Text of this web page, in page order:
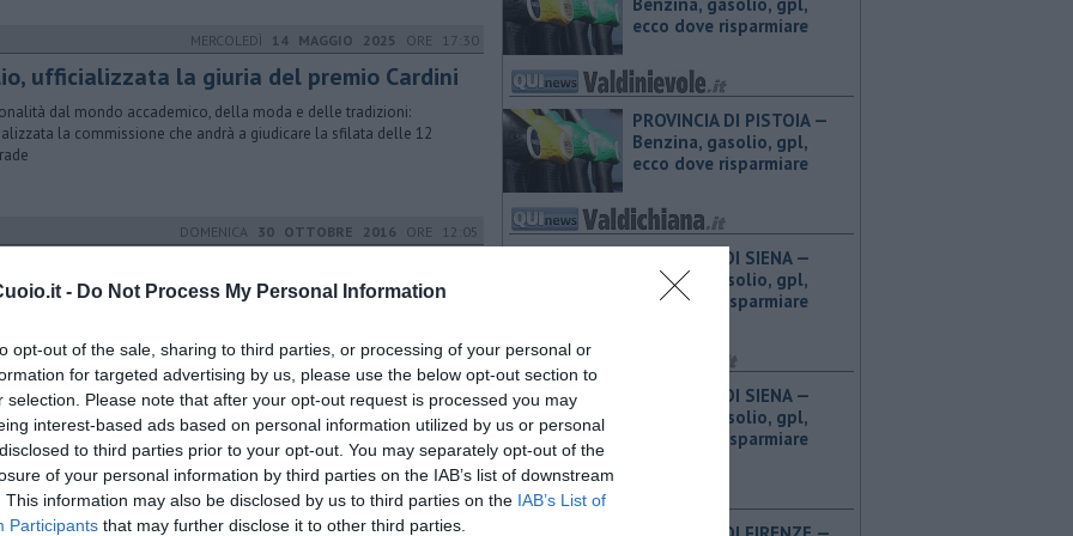
- Do Not Process My Personal Information
opt-out of the sale, sharing to third parties, or processing of your personal or
for targeted advertising by us, please use the below opt-out section to
selection. Please note that after your opt-out request is processed you may
interest-based ads based on personal information utilized by us or personal
to third parties prior to your opt-out. You may separately opt-out of the
of your personal information by third parties on the IAB’s list of downstream
This information may also be disclosed by us to third parties on the IAB’s List of
Participants that may further disclose it to other third parties.
MERCOLEDÌ 14 MAGGIO 2025 ORE 17:30
ufficializzata la giuria del premio Cardini
dal mondo accademico, della moda e delle tradizioni:
la commissione che andrà a giudicare la sfilata delle 12
DOMENICA 30 OTTOBRE 2016 ORE 12:05
dell'artista Alessandro Reggioli è stata presentata nella centrale
GIOVEDÌ23 FEBBRAIO 2017ORE 17:20
scultura per la rotonda dell'Immensità
per abbellire la rotatoria in fase di realizzazione tra via Roma
Gramsci e che prenderà il nome dalla canzone di Don Backy
ecco dove risparmiare
PROVINCIA DI PISTOIA — ​
Benzina, gasolio, gpl,
ecco dove risparmiare
PROVINCIA DI SIENA — ​
Benzina, gasolio, gpl,
ecco dove risparmiare
PROVINCIA DI SIENA — ​
Benzina, gasolio, gpl,
ecco dove risparmiare